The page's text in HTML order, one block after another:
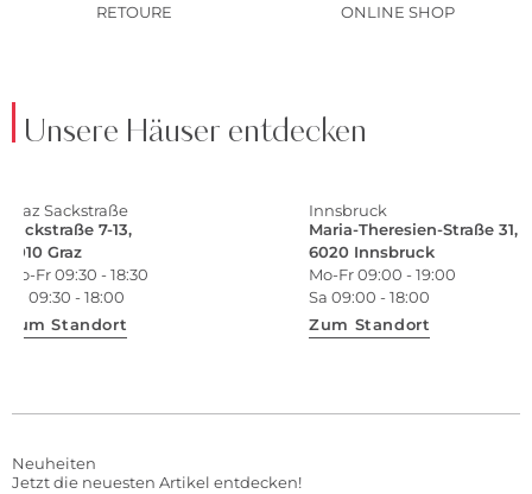
RETOURE
ONLINE SHOP
Unsere Häuser entdecken
Graz Sackstraße
Sackstraße 7-13,
8010 Graz
Mo-Fr 09:30 - 18:30
Sa 09:30 - 18:00
Zum Standort
Innsbruck
Maria-Theresien-Straße 31,
6020 Innsbruck
Mo-Fr 09:00 - 19:00
Sa 09:00 - 18:00
Zum Standort
Neuheiten
Jetzt die neuesten Artikel entdecken!